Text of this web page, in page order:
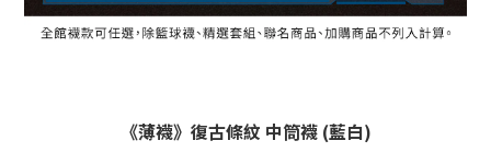
《薄襪》復古條紋 中筒襪 (藍白)